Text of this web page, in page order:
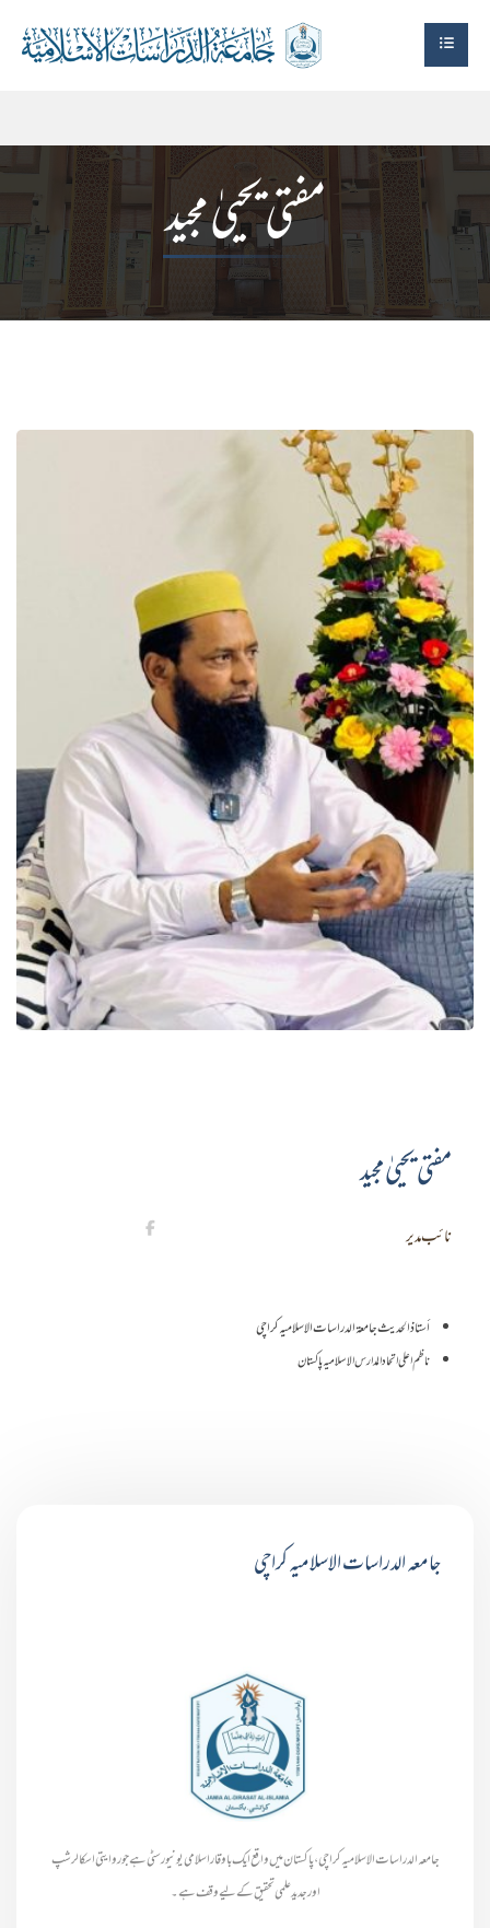
مفتی یحییٰ مجید
مفتی یحییٰ مجید
نائب مدیر
أستاذ الحدیث جامعۃ الدراسات الاسلامیہ کراچی
ناظم اعلی اتحاد المدارس الاسلامیہ پاکستان
جامعہ الدراسات الاسلامیہ کراچی
جامعہ الدراسات الاسلامیہ کراچی، پاکستان میں واقع ایک باوقار اسلامی یونیورسٹی ہے جو روایتی اسکالرشپ
اور جدید علمی تحقیق کے لیے وقف ہے۔